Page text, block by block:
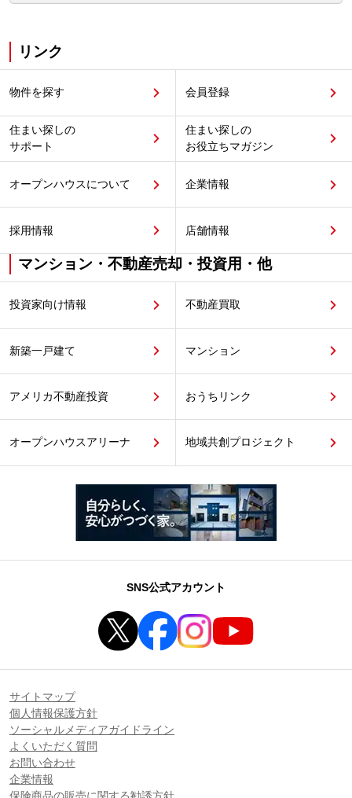
リンク
物件を探す 会員登録
住まい探しの
サポート
住まい探しの
お役立ちマガジン
オープンハウスについて 企業情報
採用情報 店舗情報
マンション・不動産売却・投資用・他
投資家向け情報 不動産買取
新築一戸建て マンション
アメリカ不動産投資 おうちリンク
オープンハウスアリーナ 地域共創プロジェクト
SNS公式アカウント
サイトマップ
個人情報保護方針
ソーシャルメディアガイドライン
よくいただく質問
お問い合わせ
企業情報